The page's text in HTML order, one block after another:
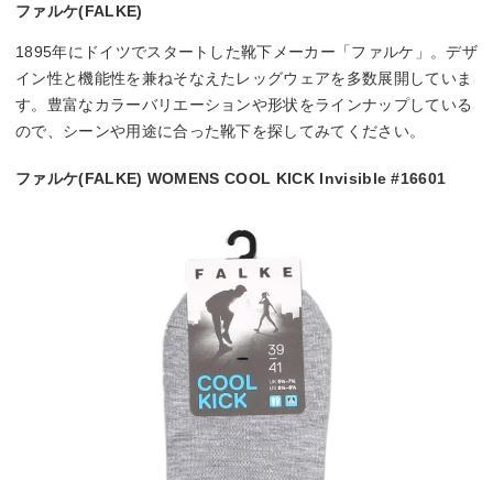
ファルケ(FALKE)
1895年にドイツでスタートした靴下メーカー「ファルケ」。デザ
イン性と機能性を兼ねそなえたレッグウェアを多数展開していま
す。豊富なカラーバリエーションや形状をラインナップしている
ので、シーンや用途に合った靴下を探してみてください。
ファルケ(FALKE) WOMENS COOL KICK Invisible #16601